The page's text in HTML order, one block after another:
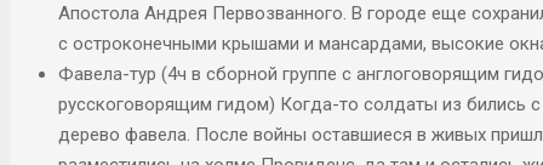
Апостола Андрея Первозванного. В городе еще
с остроконечными крышами и мансардами, высокие
Фавела-тур (4ч в сборной группе с англоговорящим
русскоговорящим гидом) Когда-то солдаты из бились
дерево фавела. После войны оставшиеся в живых